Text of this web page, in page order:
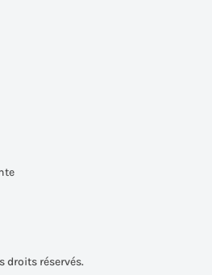
droits réservés.